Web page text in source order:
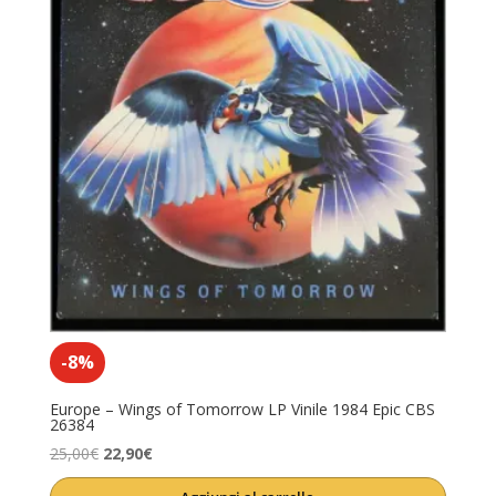
-8%
Europe – Wings of Tomorrow LP Vinile 1984 Epic CBS
26384
25,00€ Il
prezzo
22,90€Il
prezzo